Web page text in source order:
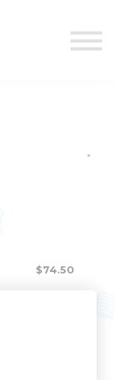
$74.50